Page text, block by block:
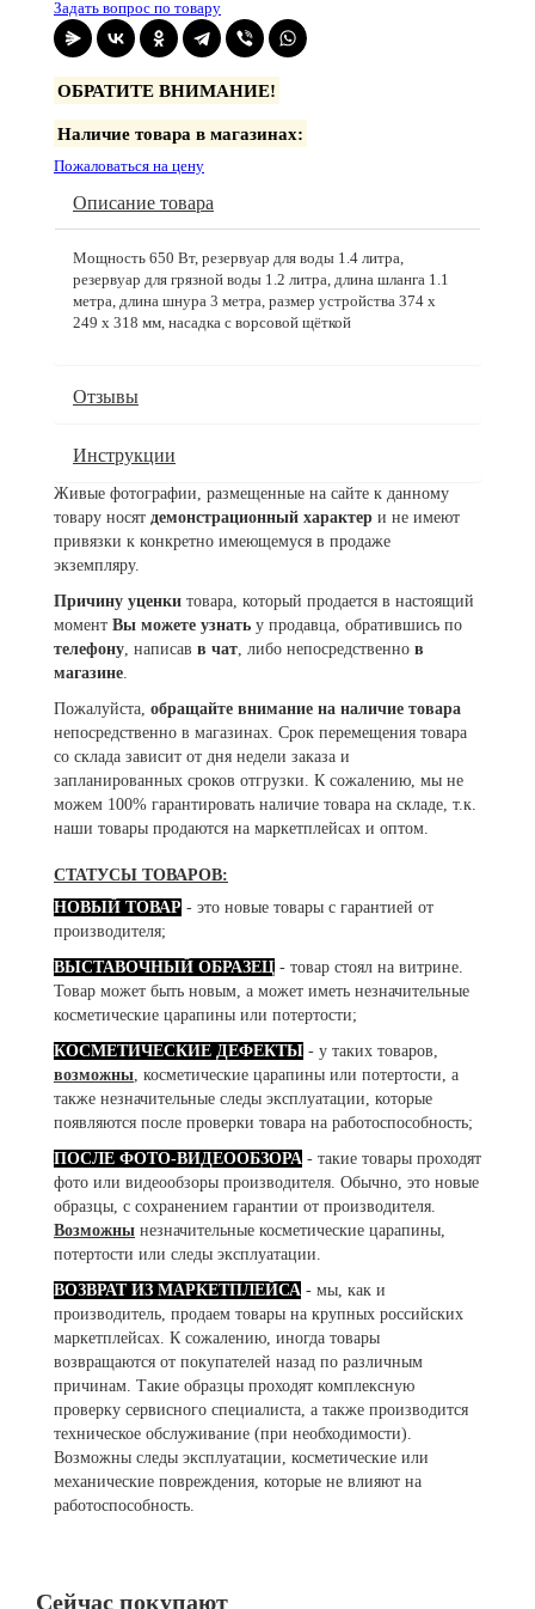
Задать вопрос по товару
ОБРАТИТЕ ВНИМАНИЕ!
Наличие товара в магазинах:
Пожаловаться на цену
Описание товара
Мощность 650 Вт, резервуар для воды 1.4 литра,
резервуар для грязной воды 1.2 литра, длина шланга 1.1
метра, длина шнура 3 метра, размер устройства 374 x
249 x 318 мм, насадка с ворсовой щёткой
Отзывы
Инструкции
Живые фотографии, размещенные на сайте к данному
товару носят демонстрационный характер и не имеют
привязки к конкретно имеющемуся в продаже
экземпляру.
Причину уценки товара, который продается в настоящий
момент Вы можете узнать у продавца, обратившись по
телефону, написав в чат, либо непосредственно в
магазине.
Пожалуйста, обращайте внимание на наличие товара
непосредственно в магазинах. Срок перемещения товара
со склада зависит от дня недели заказа и
запланированных сроков отгрузки. К сожалению, мы не
можем 100% гарантировать наличие товара на складе, т.к.
наши товары продаются на маркетплейсах и оптом.
СТАТУСЫ ТОВАРОВ:
НОВЫЙ ТОВАР - это новые товары с гарантией от
производителя;
ВЫСТАВОЧНЫЙ ОБРАЗЕЦ - товар стоял на витрине.
Товар может быть новым, а может иметь незначительные
косметические царапины или потертости;
КОСМЕТИЧЕСКИЕ ДЕФЕКТЫ - у таких товаров,
возможны, косметические царапины или потертости, а
также незначительные следы эксплуатации, которые
появляются после проверки товара на работоспособность;
ПОСЛЕ ФОТО-ВИДЕООБЗОРА - такие товары проходят
фото или видеообзоры производителя. Обычно, это новые
образцы, с сохранением гарантии от производителя.
Возможны незначительные косметические царапины,
потертости или следы эксплуатации.
ВОЗВРАТ ИЗ МАРКЕТПЛЕЙСА - мы, как и
производитель, продаем товары на крупных российских
маркетплейсах. К сожалению, иногда товары
возвращаются от покупателей назад по различным
причинам. Такие образцы проходят комплексную
проверку сервисного специалиста, а также производится
техническое обслуживание (при необходимости).
Возможны следы эксплуатации, косметические или
механические повреждения, которые не влияют на
работоспособность.
Сейчас покупают